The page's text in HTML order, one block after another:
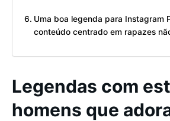
Uma boa legenda para Instagram
conteúdo centrado em rapazes
Legendas com
homens que